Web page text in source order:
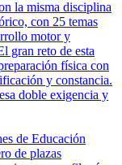
la misma disciplina
con 25 temas
motor y
gran reto de esta
física con
y constancia.
doble exigencia y
de Educación
de plazas